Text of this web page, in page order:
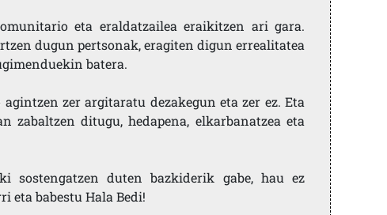
eta eraldatzailea eraikitzen ari gara.
dugun pertsonak, eragiten digun errealitatea
batera.
zer argitaratu dezakegun eta zer ez. Eta
ditugu, hedapena, elkarbanatzea eta
sostengatzen duten bazkiderik gabe, hau ez
eta babestu Hala Bedi!